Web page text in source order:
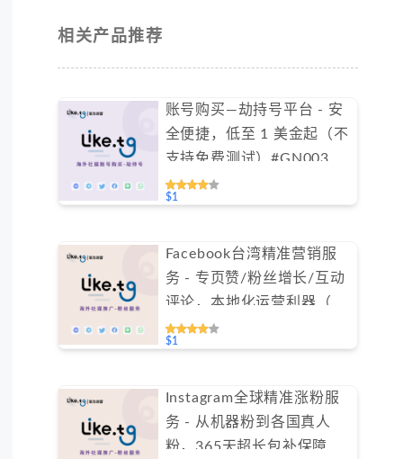
相关产品推荐
账号购买—劫持号平台 - 安
全便捷，低至 1 美金起（不
支持免费测试）#GN003
$1
Facebook台湾精准营销服
务 - 专页赞/粉丝增长/互动
评论，本地化运营利器（不
支持免费测试）
$1
Instagram全球精准涨粉服
务 - 从机器粉到各国真人
粉，365天超长包补保障